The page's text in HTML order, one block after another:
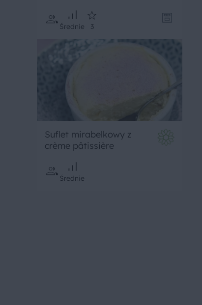
Średnie 3
Suflet mirabelkowy z
crème pâtissière
Średnie